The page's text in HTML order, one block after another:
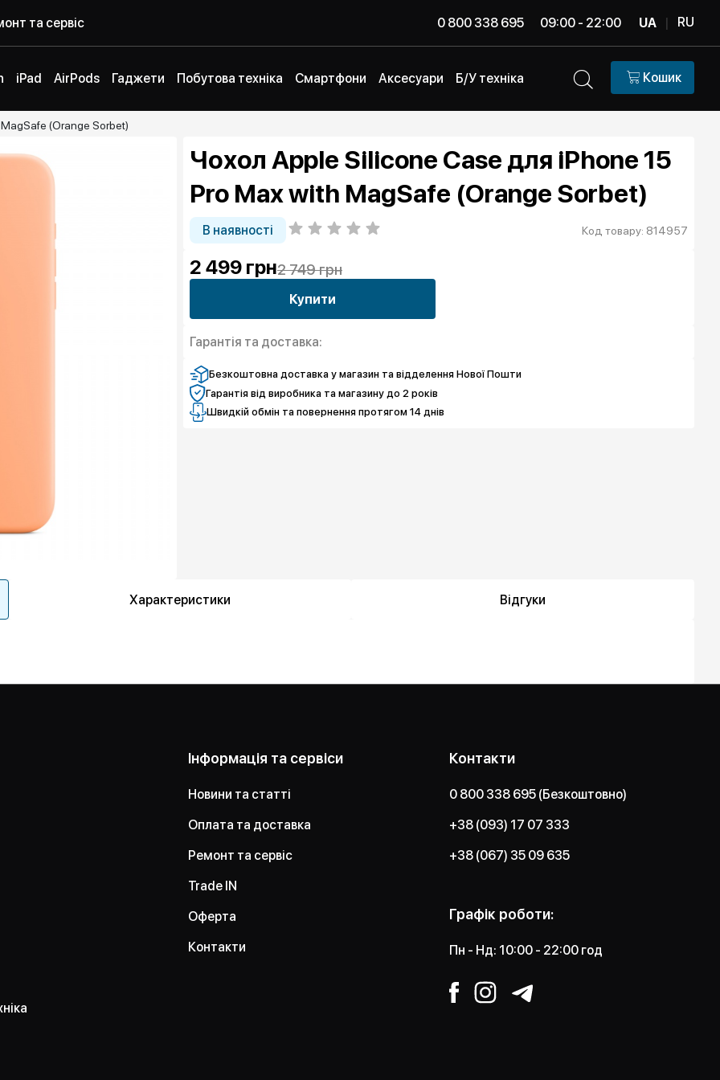
та сервіс 0 800 338 695 09:00 - 22:00 UA | RU
iPad AirPods Гаджети Побутова техніка Смартфони Аксесуари Б/У техніка Кошик
(Orange Sorbet)
Чохол Apple Silicone Case для iPhone 15
Pro Max with MagSafe (Orange Sorbet)
В наявності Код товару: 814957
2 499 грн2 749 грн
Купити
Гарантія та доставка:
Безкоштовна доставка у магазин та відделення Нової Пошти
Гарантія від виробника та магазину до 2 років
Швидкій обмін та повернення протягом 14 днів
Характеристики Відгуки
Інформація та сервіси
Новини та статті
Оплата та доставка
Ремонт та сервіс
Trade IN
Оферта
Контакти
Контакти
0 800 338 695 (Безкоштовно)
+38 (093) 17 07 333
+38 (067) 35 09 635
Графік роботи:
Пн - Нд: 10:00 - 22:00 год